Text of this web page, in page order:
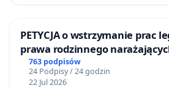
PETYCJA o wstrzymanie prac
prawa rodzinnego
763 podpisów
24 Podpisy / 24 godzin
22 Jul 2026